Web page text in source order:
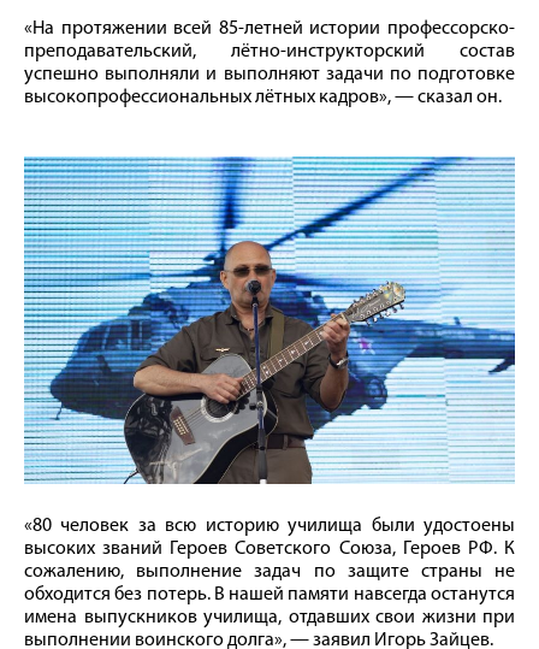
«На протяжении всей 85-летней истории профессорско-
преподавательский, лётно-инструкторский состав
успешно выполняли и выполняют задачи по подготовке
высокопрофессиональных лётных кадров», — сказал он.
«80 человек за всю историю училища были удостоены
высоких званий Героев Советского Союза, Героев РФ. К
сожалению, выполнение задач по защите страны не
обходится без потерь. В нашей памяти навсегда останутся
имена выпускников училища, отдавших свои жизни при
выполнении воинского долга», — заявил Игорь Зайцев.